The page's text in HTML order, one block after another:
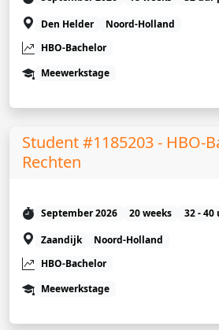
Den Helder
Noord-Holland
HBO-Bachelor
Meewerkstage
Student #1185203 - HBO-
Rechten
September 2026 20 weeks
32 - 40
Zaandijk
Noord-Holland
HBO-Bachelor
Meewerkstage